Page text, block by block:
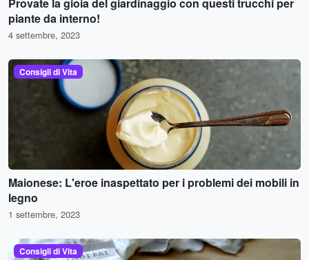
piante da interno!
4 settembre, 2023
Consigli di Vita
Maionese: L'eroe inaspettato per i problemi dei mobili in
legno
1 settembre, 2023
Consigli di Vita